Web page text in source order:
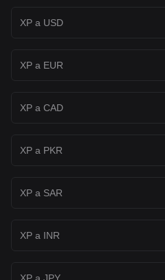
XP a USD
XP a EUR
XP a CAD
XP a PKR
XP a SAR
XP a INR
XP a JPY